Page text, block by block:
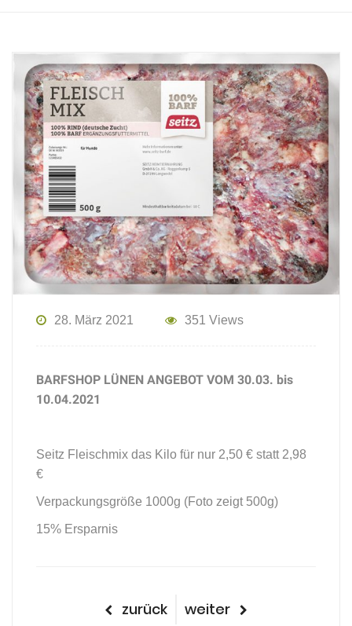
28. März 2021 351 Views
BARFSHOP LÜNEN ANGEBOT VOM 30.03. bis
10.04.2021
Seitz Fleischmix das Kilo für nur 2,50 € statt 2,98
€
Verpackungsgröße 1000g (Foto zeigt 500g)
15% Ersparnis
Beitragsnavigation
vorheriger
zurück
nächster
weiter